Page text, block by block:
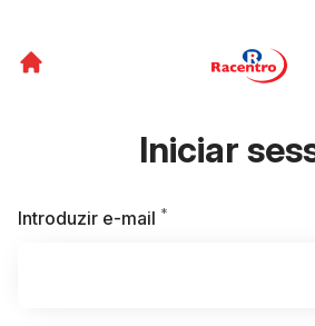
Iniciar
Introduzir e-mail *